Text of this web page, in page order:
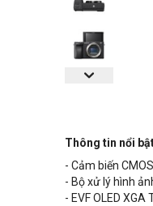
Thông tin nổi
- Cảm biến
- Bộ xử lý hình
- EVF OLED